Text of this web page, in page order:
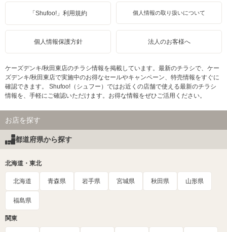
「Shufoo!」利用規約 個人情報の取り扱いについて
個人情報保護方針 法人のお客様へ
ケーズデンキ/秋田東店のチラシ情報を掲載しています。最新のチラシで、ケー
ズデンキ/秋田東店で実施中のお得なセールやキャンペーン、特売情報をすぐに
確認できます。 Shufoo!（シュフー）ではお近くの店舗で使える最新のチラシ
情報を、手軽にご確認いただけます。お得な情報をぜひご活用ください。
お店を探す
都道府県から探す
北海道・東北
北海道 青森県 岩手県 宮城県 秋田県 山形県
福島県
関東